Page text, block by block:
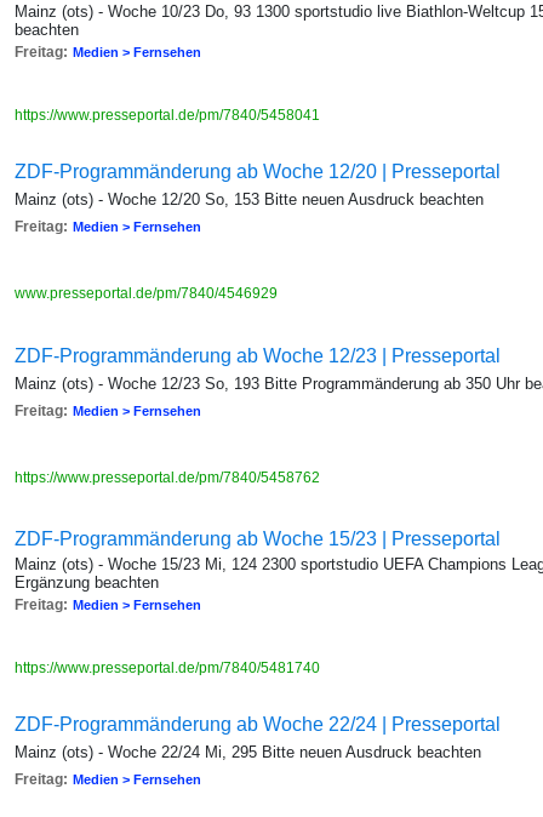
Mainz (ots) - Woche 10/23 Do, 93 1300 sportstudio live Biathlon-Weltcup
beachten
Freitag: Medien > Fernsehen
https://www.presseportal.de/pm/7840/5458041
ZDF-Programmänderung ab Woche 12/20 | Presseportal
Mainz (ots) - Woche 12/20 So, 153 Bitte neuen Ausdruck beachten
Freitag: Medien > Fernsehen
www.presseportal.de/pm/7840/4546929
ZDF-Programmänderung ab Woche 12/23 | Presseportal
Mainz (ots) - Woche 12/23 So, 193 Bitte Programmänderung ab 350 Uhr
Freitag: Medien > Fernsehen
https://www.presseportal.de/pm/7840/5458762
ZDF-Programmänderung ab Woche 15/23 | Presseportal
Mainz (ots) - Woche 15/23 Mi, 124 2300 sportstudio UEFA Champions
Ergänzung beachten
Freitag: Medien > Fernsehen
https://www.presseportal.de/pm/7840/5481740
ZDF-Programmänderung ab Woche 22/24 | Presseportal
Mainz (ots) - Woche 22/24 Mi, 295 Bitte neuen Ausdruck beachten
Freitag: Medien > Fernsehen